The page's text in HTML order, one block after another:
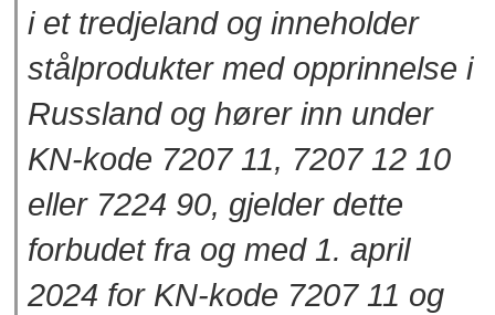
i et tredjeland og inneholder
stålprodukter med opprinnelse i
Russland og hører inn under
KN-kode 7207 11, 7207 12 10
eller 7224 90, gjelder dette
forbudet fra og med 1. april
2024 for KN-kode 7207 11 og